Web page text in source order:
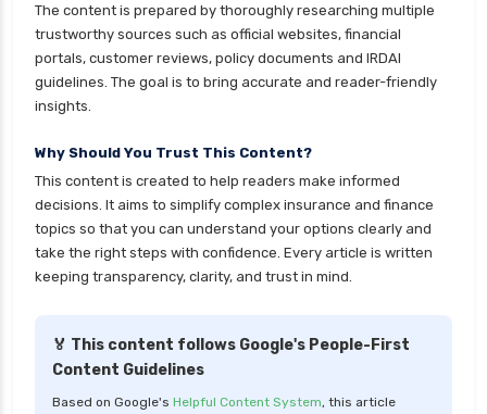
insurance
cignattk health insurance vs reliance health
insurance
cignattk health insurance vs royal sundaram
cignattk health insurance vs sbi general health
insurance
cignattk health insurance vs star health
insurance
compare health insurance plans
The content is prepared by thoroughly researching multiple
trustworthy sources such as official websites, financial
portals, customer reviews, policy documents and IRDAI
guidelines. The goal is to bring accurate and reader-friendly
insights.
Why Should You Trust This Content?
This content is created to help readers make informed
decisions. It aims to simplify complex insurance and finance
topics so that you can understand your options clearly and
take the right steps with confidence. Every article is written
keeping transparency, clarity, and trust in mind.
🏅 This content follows Google's People-First
Content Guidelines
Based on Google's Helpful Content System, this article